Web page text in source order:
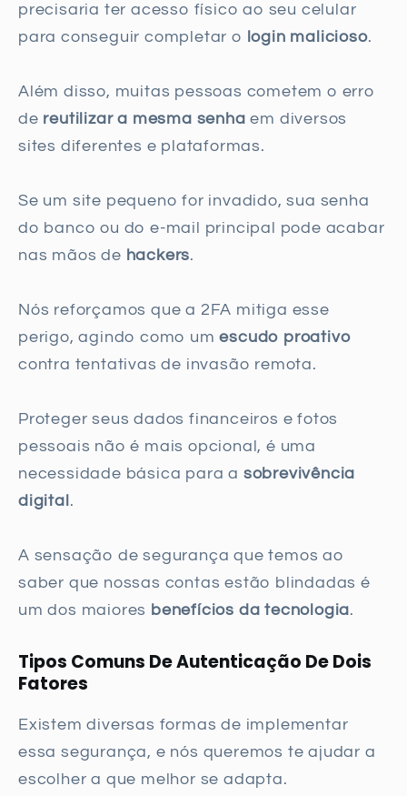
precisaria ter acesso físico ao seu celular
para conseguir completar o login malicioso.
Além disso, muitas pessoas cometem o erro
de reutilizar a mesma senha em diversos
sites diferentes e plataformas.
Se um site pequeno for invadido, sua senha
do banco ou do e-mail principal pode acabar
nas mãos de hackers.
Nós reforçamos que a 2FA mitiga esse
perigo, agindo como umescudo proativo
contra tentativas de invasão remota.
Proteger seus dados financeiros e fotos
pessoais não é mais opcional, é uma
necessidade básica para a sobrevivência
digital.
A sensação de segurança que temos ao
saber que nossas contas estão blindadas é
um dos maiores benefícios da tecnologia.
Tipos Comuns De Autenticação De Dois
Fatores
Existem diversas formas de implementar
essa segurança, e nós queremos te ajudar a
escolher a que melhor se adapta.